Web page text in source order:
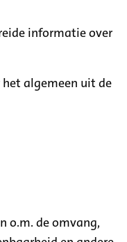
informatie over
algemeen uit de
o.m. de omvang,